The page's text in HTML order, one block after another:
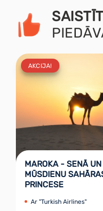
AKCIJA!
MAROKA - SENĀ UN
MŪSDIENU
PRINCESE
Ar "Turkish Airlines"